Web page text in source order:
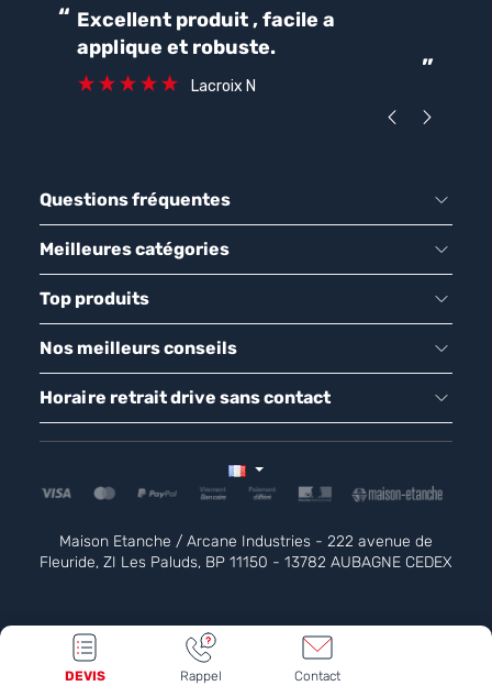
“
”
Excellent produit , facile a
applique et robuste.
Lacroix N
Questions fréquentes
Meilleures catégories
Top produits
Nos meilleurs conseils
Horaire retrait drive sans contact
Maison Etanche / Arcane Industries - 222 avenue de
Fleuride, ZI Les Paluds, BP 11150 - 13782 AUBAGNE CEDEX
DEVIS Rappel Contact